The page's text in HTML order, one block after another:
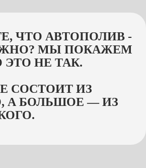
ЧТО АВТОПОЛИВ -
МЫ ПОКАЖЕМ
ЭТО НЕ ТАК.
СОСТОИТ ИЗ
А БОЛЬШОЕ — ИЗ
почему на
цены, и что